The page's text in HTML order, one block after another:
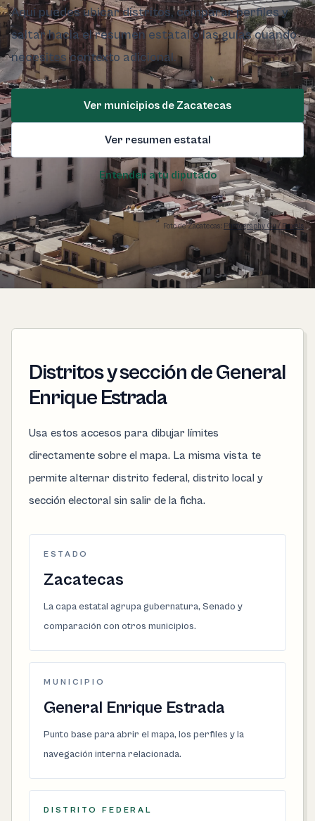
Aquí puedes ubicar distritos, comparar perfiles y
saltar hacia el resumen estatal o las guías cuando
necesites contexto adicional.
Ver municipios de Zacatecas
Ver resumen estatal
Entender a tu diputado
Foto de Zacatecas: Photography Gu / Pexels
Distritos y sección de General
Enrique Estrada
Usa estos accesos para dibujar límites
directamente sobre el mapa. La misma vista te
permite alternar distrito federal, distrito local y
sección electoral sin salir de la ficha.
ESTADO
Zacatecas
La capa estatal agrupa gubernatura, Senado y
comparación con otros municipios.
MUNICIPIO
General Enrique Estrada
Punto base para abrir el mapa, los perfiles y la
navegación interna relacionada.
DISTRITO FEDERAL